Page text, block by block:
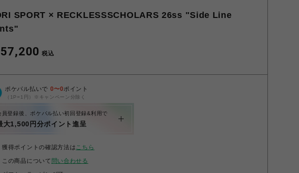
SPORT × RECKLESSSCHOLARS 26ss "Side Line
57,200 税込
ポケパル払いで 0〜0ポイント
（1P=1円）※キャンペーン分除く
員登録後、ポケパル払い初回登録&利用で
大1,500円分ポイント進呈
獲得ポイントの確認方法はこちら
この商品について 問い合わせる